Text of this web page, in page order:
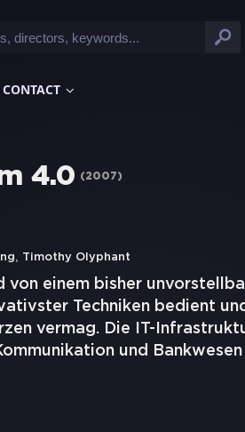
CONTACT
4.0 (2007)
, Timothy Olyphant
von einem bisher
Techniken bedient
vermag. Die IT-
und